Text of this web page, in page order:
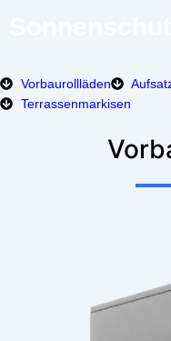
Vorbaurollläden
Terrassenmarkisen